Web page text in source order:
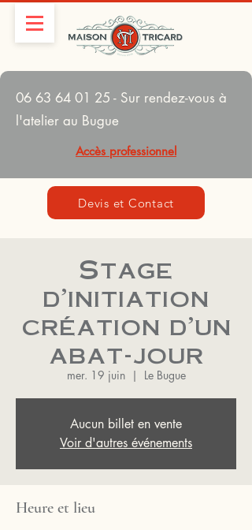
06 63 64 01 25 - Sur rendez-vous à
l'atelier au Bugue
Accès professionnel
Devis et Contact
Stage
d'initiation
création d'un
abat-jour
mer. 19 juin
  |
Le Bugue
Aucun billet en vente
Voir d'autres événements
Heure et lieu